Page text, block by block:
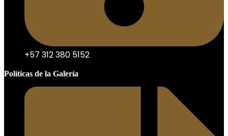
+57 312 380 5152
Políticas de la Galería